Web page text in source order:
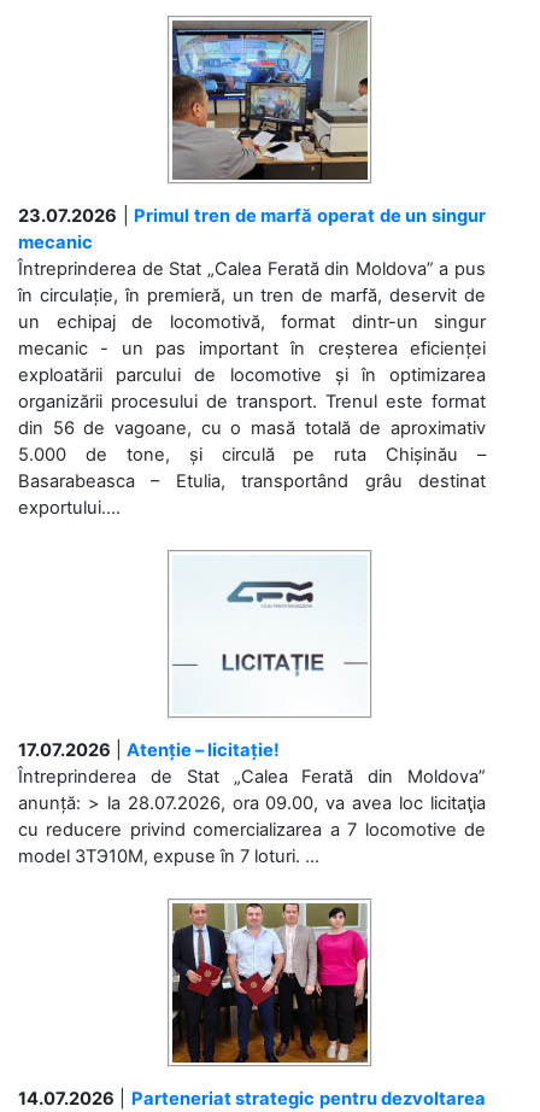
23.07.2026
Primul tren de marfă operat de un singur
mecanic
Întreprinderea de Stat „Calea Ferată din Moldova” a pus
în circulație, în premieră, un tren de marfă, deservit de
un echipaj de locomotivă, format dintr-un singur
mecanic - un pas important în creșterea eficienței
exploatării parcului de locomotive și în optimizarea
organizării procesului de transport. Trenul este format
din 56 de vagoane, cu o masă totală de aproximativ
5.000 de tone, și circulă pe ruta Chișinău –
Basarabeasca – Etulia, transportând grâu destinat
exportului....
17.07.2026
Atenție – licitație!
Întreprinderea de Stat „Calea Ferată din Moldova”
anunță: > la 28.07.2026, ora 09.00, va avea loc licitaţia
cu reducere privind comercializarea a 7 locomotive de
model 3ТЭ10М, expuse în 7 loturi. ...
14.07.2026
Parteneriat strategic pentru dezvoltarea